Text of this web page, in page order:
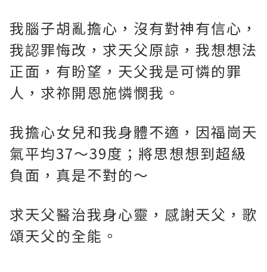
我腦子胡亂擔心，沒有對神有信心，
我認罪悔改，求天父原諒，我想想法
正面，有盼望，天父我是可憐的罪
人，求祢開恩施憐憫我。
我擔心女兒和我身體不適，因福崗天
氣平均37～39度；將思想想到超級
負面，真是不對的～
求天父醫治我身心靈，感謝天父，歌
頌天父的全能。